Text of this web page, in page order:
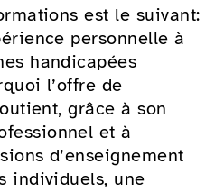
est le suivant:
personnelle à
handicapées
l’offre de
grâce à son
et à
d’enseignement
individuels, une